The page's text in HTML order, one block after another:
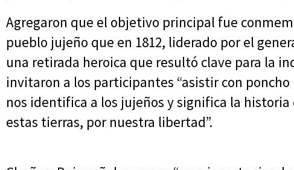
Agregaron que el objetivo principal fue
pueblo jujeño que en 1812, liderado por el
una retirada heroica que resultó clave para la
invitaron a los participantes “asistir con
nos identifica a los jujeños y significa la
estas tierras, por nuestra libertad”.